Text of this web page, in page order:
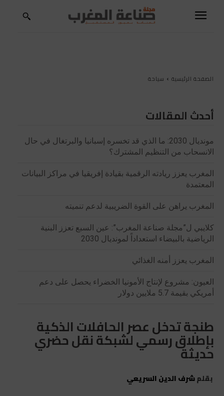
الصفحة الرئيسية سياحة
أحدث المقالات
مونديال 2030: ما الذي قد تخسره إسبانيا والبرتغال في حال
الانسحاب من التنظيم المشترك؟
المغرب يعزز ريادته الرقمية بقيادة إفريقيا في مراكز البيانات
المعتمدة
المغرب يراهن على القوة الضريبية لدعم تنميته
كلايبي ل”مجلة صناعة المغرب”: عين السبع تعزز البنية
الرياضية بالبيضاء استعداداً لمونديال 2030
المغرب يعزز أمنه الغذائي
العيون: مشروع لإنتاج الأمونيا الخضراء يحصل على دعم
أمريكي بقيمة 5.7 ملايين دولار
طنجة تدخل عصر الحافلات الذكية
بإطلاق رسمي لشبكة نقل حضري
حديثة
بقلمشرف الدين السريعي